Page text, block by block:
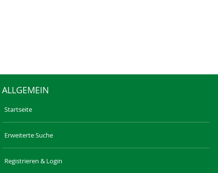
ALLGEMEIN
Startseite
Erweiterte Suche
Registrieren & Login